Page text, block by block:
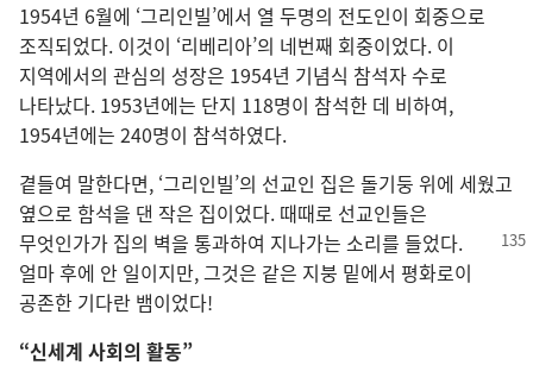
1954년 6월에 ‘그리인빌’에서 열 두명의 전도인이 회중으로
조직되었다. 이것이 ‘리베리아’의 네번째 회중이었다. 이
지역에서의 관심의 성장은 1954년 기념식 참석자 수로
나타났다. 1953년에는 단지 118명이 참석한 데 비하여,
1954년에는 240명이 참석하였다.
곁들여 말한다면, ‘그리인빌’의 선교인 집은 돌기둥 위에 세웠고
옆으로 함석을 댄 작은 집이었다. 때때로 선교인들은
무엇인가가 집의 벽을 통과하여 지나가는 소리를 들었다.
얼마 후에 안 일이지만, 그것은 같은 지붕 밑에서 평화로이
공존한 기다란 뱀이었다!
“신세계 사회의 활동”